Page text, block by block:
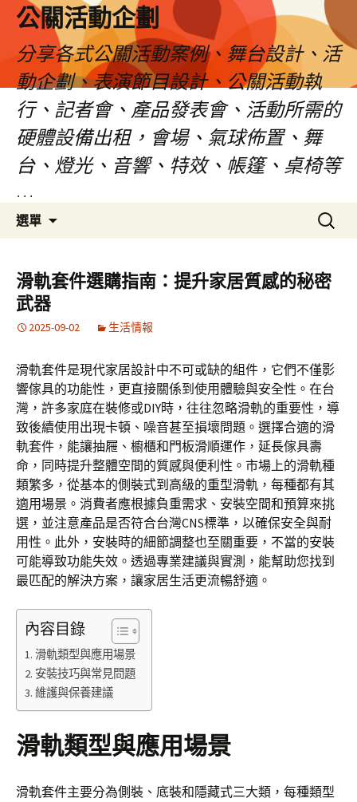
公關活動企劃
分享各式公關活動案例、舞台設計、活
動企劃、表演節目設計、公關活動執
行、記者會、產品發表會、活動所需的
硬體設備出租，會場、氣球佈置、舞
台、燈光、音響、特效、帳篷、桌椅等
…
選單
要
內
搜
尋
鍵
字:
滑軌套件選購指南：提升家居質感的秘密
武器
2025-09-02 生活情報
滑軌套件是現代家居設計中不可或缺的組件，它們不僅影
響傢具的功能性，更直接關係到使用體驗與安全性。在台
灣，許多家庭在裝修或DIY時，往往忽略滑軌的重要性，導
致後續使用出現卡頓、噪音甚至損壞問題。選擇合適的滑
軌套件，能讓抽屜、櫥櫃和門板滑順運作，延長傢具壽
命，同時提升整體空間的質感與便利性。市場上的滑軌種
類繁多，從基本的側裝式到高級的重型滑軌，每種都有其
適用場景。消費者應根據負重需求、安裝空間和預算來挑
選，並注意產品是否符合台灣CNS標準，以確保安全與耐
用性。此外，安裝時的細節調整也至關重要，不當的安裝
可能導致功能失效。透過專業建議與實測，能幫助您找到
最匹配的解決方案，讓家居生活更流暢舒適。
內容目錄
滑軌類型與應用場景
安裝技巧與常見問題
維護與保養建議
滑軌類型與應用場景
滑軌套件主要分為側裝、底裝和隱藏式三大類，每種類型